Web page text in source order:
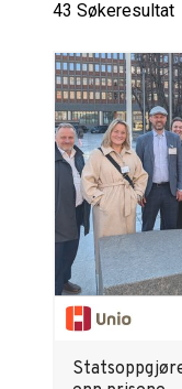
43 Søkeresultat